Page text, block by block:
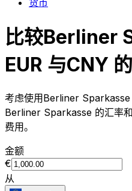
货币
比较Berliner
EUR 与CNY
考虑使用Berliner
Berliner Sparkasse 的汇率
费用。
金额
€
从